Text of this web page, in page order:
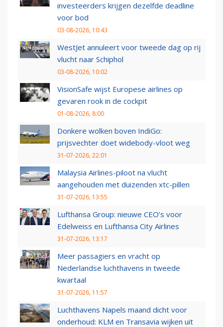
investeerders krijgen dezelfde deadline
voor bod
03-08-2026, 10:43
WestJet annuleert voor tweede dag op rij
vlucht naar Schiphol
03-08-2026, 10:02
VisionSafe wijst Europese airlines op
gevaren rook in de cockpit
01-08-2026, 8:00
Donkere wolken boven IndiGo:
prijsvechter doet widebody-vloot weg
31-07-2026, 22:01
Malaysia Airlines-piloot na vlucht
aangehouden met duizenden xtc-pillen
31-07-2026, 13:55
Lufthansa Group: nieuwe CEO’s voor
Edelweiss en Lufthansa City Airlines
31-07-2026, 13:17
Meer passagiers en vracht op
Nederlandse luchthavens in tweede
kwartaal
31-07-2026, 11:57
Luchthavens Napels maand dicht voor
onderhoud: KLM en Transavia wijken uit